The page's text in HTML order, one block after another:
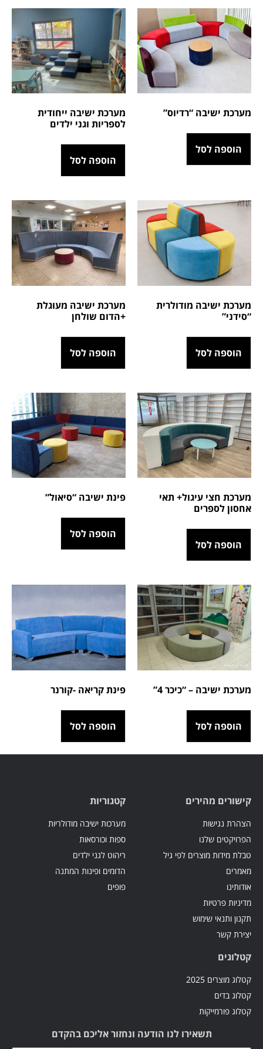
מערכת ישיבה “רדיוס”
הוספה לסל
מערכת ישיבה ייחודית
לספריות וגני ילדים
הוספה לסל
מערכת ישיבה מודולרית
“סידני”
הוספה לסל
מערכת ישיבה מעוגלת
+הדום שולחן
הוספה לסל
מערכת חצי עיגול+ תאי
אחסון לספרים
הוספה לסל
פינת ישיבה “סיאול”
הוספה לסל
מערכת ישיבה – “כיכר 4”
הוספה לסל
פינת קריאה -קורנר
הוספה לסל
קישורים מהירים
הצהרת נגישות
הפרויקטים שלנו
טבלת מידות מוצרים לפי גיל
מאמרים
אודותינו
מדיניות פרטיות
תקנון ותנאי שימוש
יצירת קשר
קטגוריות
מערכות ישיבה מודולריות
ספות וכורסאות
ריהוט לגני ילדים
הדומים ופינות המתנה
פופים
קטלוגים
קטלוג מוצרים 2025
קטלוג בדים
קטלוג פורמייקות
תשאירו לנו הודעה ונחזור אליכם בהקדם